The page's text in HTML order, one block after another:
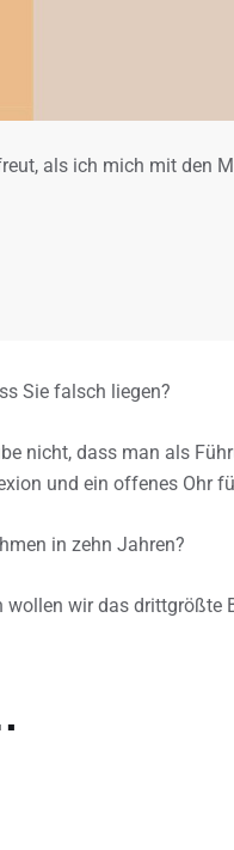
als ich mich mit den
Sie falsch liegen?
nicht, dass man als
und ein offenes Ohr
in zehn Jahren?
wollen wir das